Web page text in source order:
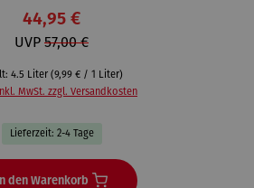
44,95 €
UVP 57,00 €
4.5 Liter (9,99 € / 1 Liter)
MwSt. zzgl. Versandkosten
Lieferzeit: 2-4 Tage
den Warenkorb